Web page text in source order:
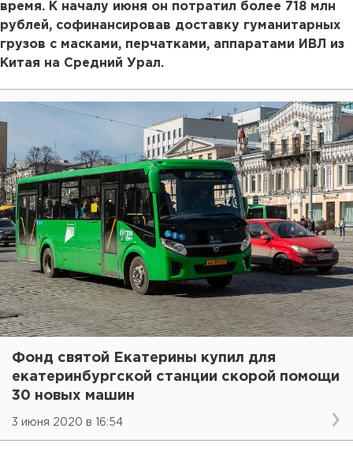
время. К началу июня он потратил более 718 млн
рублей, софинансировав доставку гуманитарных
грузов с масками, перчатками, аппаратами ИВЛ из
Китая на Средний Урал.
Фонд святой Екатерины купил для
екатеринбургской станции скорой помощи
30 новых машин
3 июня 2020 в 16:54